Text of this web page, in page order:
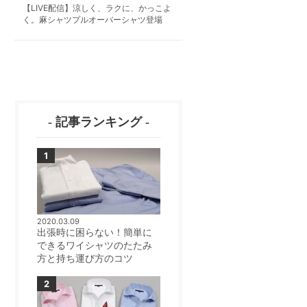
【LIVE配信】涼しく、ラクに、かっこよ
く。麻シャツプルオーバーシャツ登場
- 記事ランキング -
2020.03.09
出張時に困らない！簡単に
できるワイシャツのたたみ
方と持ち運び方のコツ